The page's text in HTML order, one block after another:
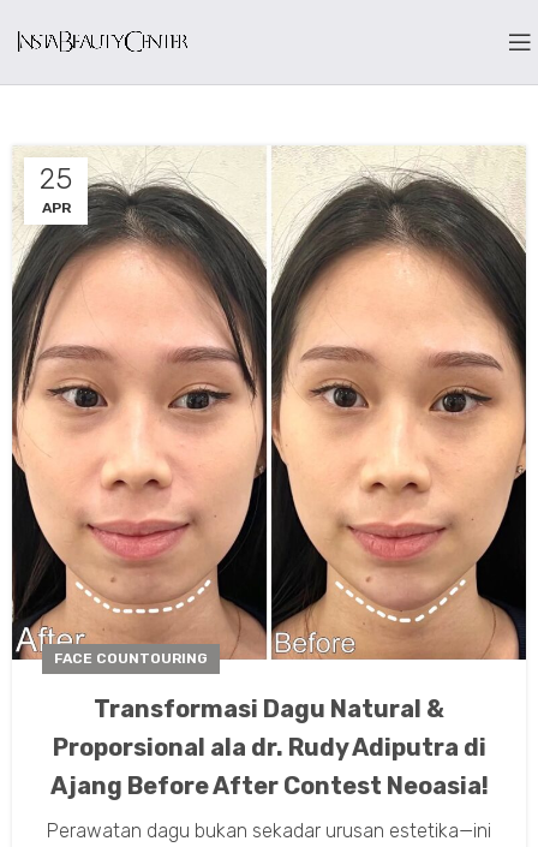
25
APR
FACE COUNTOURING
Transformasi Dagu Natural &
Proporsional ala dr. Rudy Adiputra di
Ajang Before After Contest Neoasia!
Perawatan dagu bukan sekadar urusan estetika—ini